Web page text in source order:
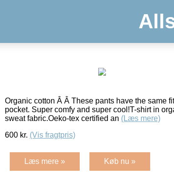
Organic cotton Â Â These pants have the same
pocket. Super comfy and super cool!T-shirt in
sweat fabric.Oeko-tex certified an (Læs mere)
600 kr. (Vis fragtpris)
Læs mere » Køb nu »